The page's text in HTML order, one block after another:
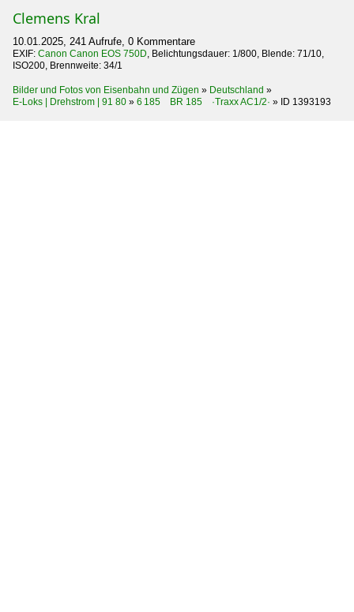
Clemens Kral
10.01.2025, 241 Aufrufe, 0 Kommentare
EXIF: Canon Canon EOS 750D, Belichtungsdauer: 1/800, Blende: 71/10,
ISO200, Brennweite: 34/1
Bilder und Fotos von Eisenbahn und Zügen » Deutschland »
E-Loks | Drehstrom | 91 80 » 6 185 BR 185 ·Traxx AC1/2· » ID 1393193